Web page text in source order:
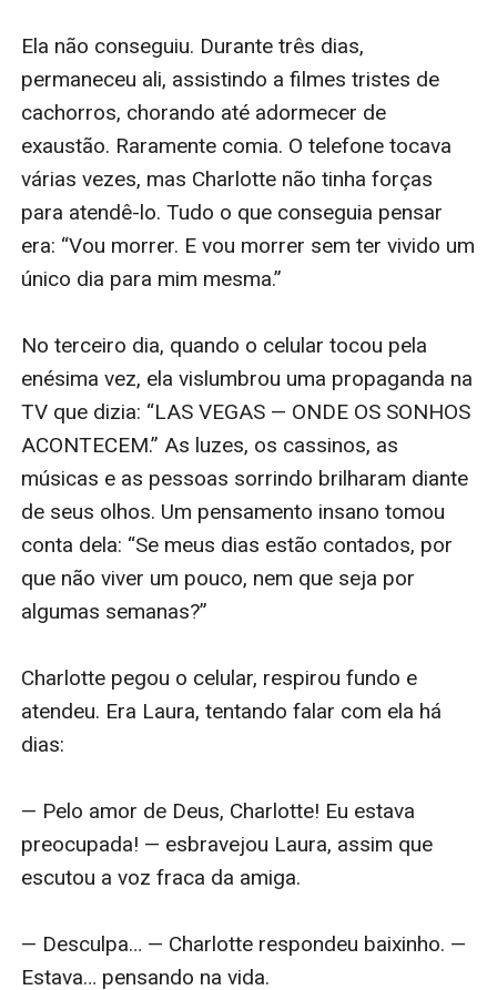
Ela não conseguiu. Durante três dias,
permaneceu ali, assistindo a filmes tristes de
cachorros, chorando até adormecer de
exaustão. Raramente comia. O telefone tocava
várias vezes, mas Charlotte não tinha forças
para atendê-lo. Tudo o que conseguia pensar
era: “Vou morrer. E vou morrer sem ter vivido um
único dia para mim mesma.”
No terceiro dia, quando o celular tocou pela
enésima vez, ela vislumbrou uma propaganda na
TV que dizia: “LAS VEGAS — ONDE OS SONHOS
ACONTECEM.” As luzes, os cassinos, as
músicas e as pessoas sorrindo brilharam diante
de seus olhos. Um pensamento insano tomou
conta dela: “Se meus dias estão contados, por
que não viver um pouco, nem que seja por
algumas semanas?”
Charlotte pegou o celular, respirou fundo e
atendeu. Era Laura, tentando falar com ela há
dias:
— Pelo amor de Deus, Charlotte! Eu estava
preocupada! — esbravejou Laura, assim que
escutou a voz fraca da amiga.
— Desculpa… — Charlotte respondeu baixinho. —
Estava… pensando na vida.